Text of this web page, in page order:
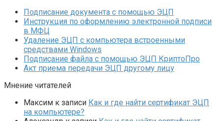
Подписание документа с помощью ЭЦП
Инструкция по оформлению электронной подписи
в МФЦ
Удаление ЭЦП с компьютера встроенными
средствами Windows
Подписание файла с помощью ЭЦП КриптоПро
Акт приема передачи ЭЦП другому лицу
Мнение читателей
Максим к записи Как и где найти сертификат ЭЦП
на компьютере?